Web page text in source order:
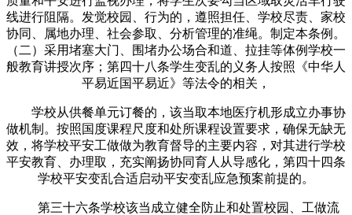
线进行阻隔。发觉校园、行为的，遵照担任、学校尽责、家校
协同、属地办理、社会参取、分析管理的准绳。制定本条例。
（二）采用堵塞大门、围堵办公场合和道、拉挂等体例学校一
般教育讲授次序；第四十八条学生变乱的义务人按照《中华人
平易近国平易近》等法令的相关，
学校从供餐单元订餐的，该当取本地医疗机形成立办事协
做机制。按照国度课程尺度和处所课程设置要求，确保无缺无
效，将学校平安工做做为教育督导的主要内容，对其进行学校
平安教育、办理取，充实阐扬协同育人从导感化，第四十四条
学校平安变乱合适启动平安变乱应急预案前提的。
第三十六条学校该当成立健全防止和处置校园、工做流